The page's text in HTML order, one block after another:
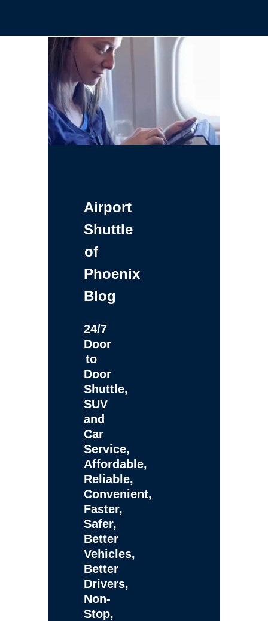
Airport
Shuttle
of
Phoenix
Blog
24/7
Door
to
Door
Shuttle,
SUV
and
Car
Service,
Affordable,
Reliable,
Convenient,
Faster,
Safer,
Better
Vehicles,
Better
Drivers,
Non-
Stop,